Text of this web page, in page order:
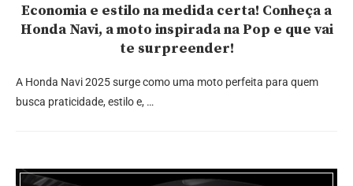
Economia e estilo na medida certa! Conheça a
Honda Navi, a moto inspirada na Pop e que vai
te surpreender!
A Honda Navi 2025 surge como uma moto perfeita para quem
busca praticidade, estilo e, …